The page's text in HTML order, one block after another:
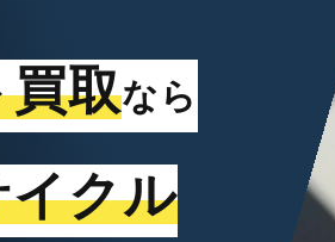
取なら
クル